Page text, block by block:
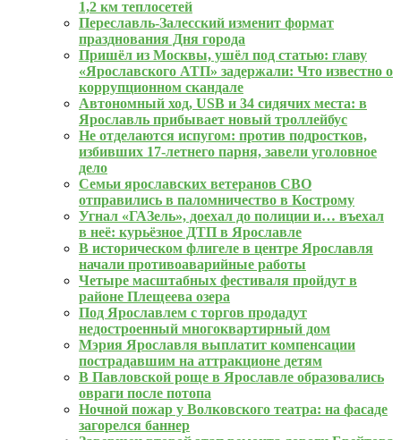
1,2 км теплосетей
Переславль-Залесский изменит формат
празднования Дня города
Пришёл из Москвы, ушёл под статью: главу
«Ярославского АТП» задержали: Что известно о
коррупционном скандале
Автономный ход, USB и 34 сидячих места: в
Ярославль прибывает новый троллейбус
Не отделаются испугом: против подростков,
избивших 17-летнего парня, завели уголовное
дело
Семьи ярославских ветеранов СВО
отправились в паломничество в Кострому
Угнал «ГАЗель», доехал до полиции и… въехал
в неё: курьёзное ДТП в Ярославле
В историческом флигеле в центре Ярославля
начали противоаварийные работы
Четыре масштабных фестиваля пройдут в
районе Плещеева озера
Под Ярославлем с торгов продадут
недостроенный многоквартирный дом
Мэрия Ярославля выплатит компенсации
пострадавшим на аттракционе детям
В Павловской роще в Ярославле образовались
овраги после потопа
Ночной пожар у Волковского театра: на фасаде
загорелся баннер